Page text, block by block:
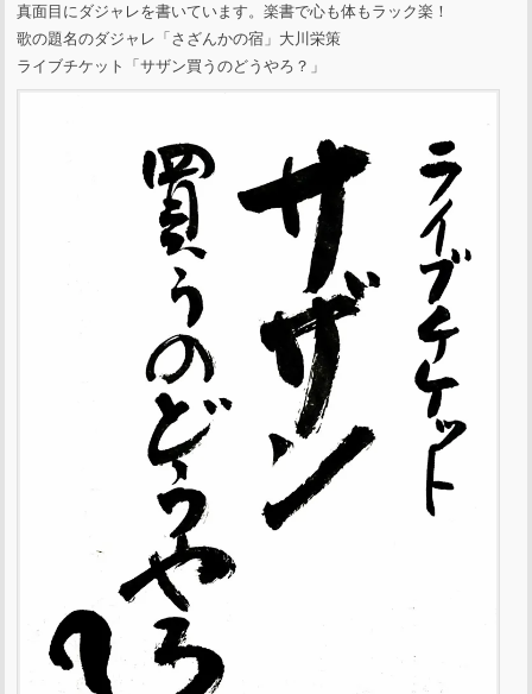
真面目にダジャレを書いています。楽書で心も体もラック楽！
歌の題名のダジャレ「さざんかの宿」大川栄策
ライブチケット「サザン買うのどうやろ？」